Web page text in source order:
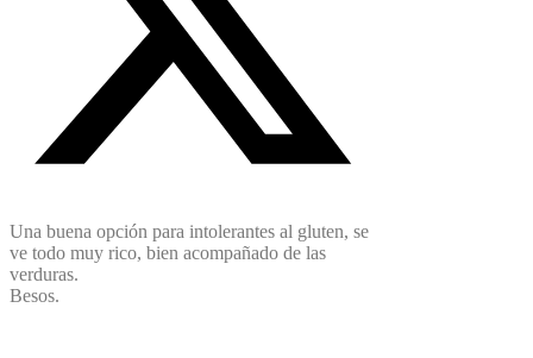
Una buena opción para intolerantes al gluten, se
ve todo muy rico, bien acompañado de las
verduras.
Besos.